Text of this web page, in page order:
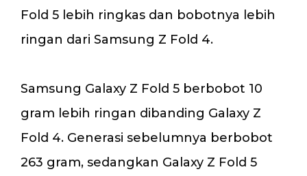
Fold 5 lebih ringkas dan bobotnya lebih
ringan dari Samsung Z Fold 4.
Samsung Galaxy Z Fold 5 berbobot 10
gram lebih ringan dibanding Galaxy Z
Fold 4. Generasi sebelumnya berbobot
263 gram, sedangkan Galaxy Z Fold 5